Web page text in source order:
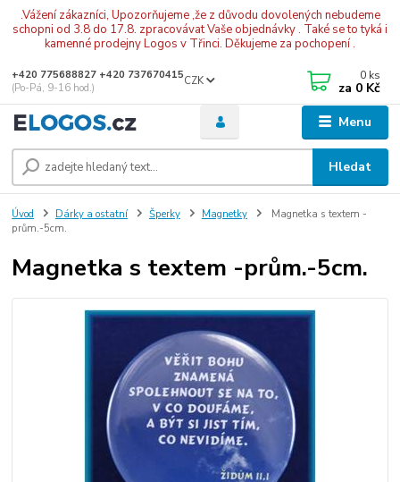
.Vážení zákazníci, Upozorňujeme ,že z důvodu dovolených nebudeme
schopni od 3.8 do 17.8. zpracovávat Vaše objednávky . Také se to tyká i
kamenné prodejny Logos v Třinci. Děkujeme za pochopení .
Menu
CZK
Hledat
+420 775688827 +420 737670415
(Po-Pá, 9-16 hod.)
0 ks
za 0 Kč
Úvod Dárky a ostatní Šperky Magnetky
Magnetka s textem -
prům.-5cm.
Magnetka s textem -prům.-5cm.